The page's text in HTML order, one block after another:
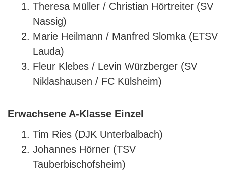
Theresa Müller / Christian Hörtreiter (SV
Nassig)
Marie Heilmann / Manfred Slomka (ETSV
Lauda)
Fleur Klebes / Levin Würzberger (SV
Niklashausen / FC Külsheim)
Erwachsene A-Klasse Einzel
Tim Ries (DJK Unterbalbach)
Johannes Hörner (TSV
Tauberbischofsheim)